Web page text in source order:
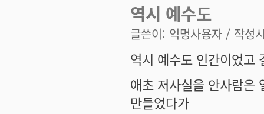
역시 예수도
글쓴이: 익명사용자 / 작성
역시 예수도 인간이었고
애초 저사실을 안사람은
만들었다가